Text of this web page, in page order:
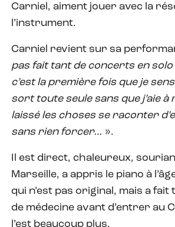
Carniel, aiment jouer avec la
l’instrument.
Carniel revient sur sa
pas fait tant de concerts en solo
c’est la première fois que je
sort toute seule sans que j’aie à
laissé les choses se raconter
sans rien forcer… ».
Il est direct, chaleureux,
Marseille, a appris le piano à
qui n’est pas original, mais a fait
de médecine avant d’entrer au
l’est beaucoup plus.